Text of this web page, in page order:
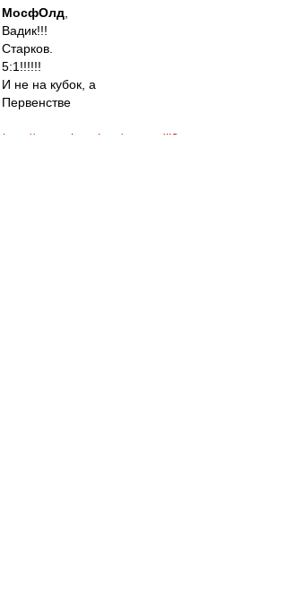
МосфОлд
Вадик!!!
Старков.
5:1!!!!!!
И не на кубок, а
Первенстве
http://spartak.msk.ru/menu.dll?